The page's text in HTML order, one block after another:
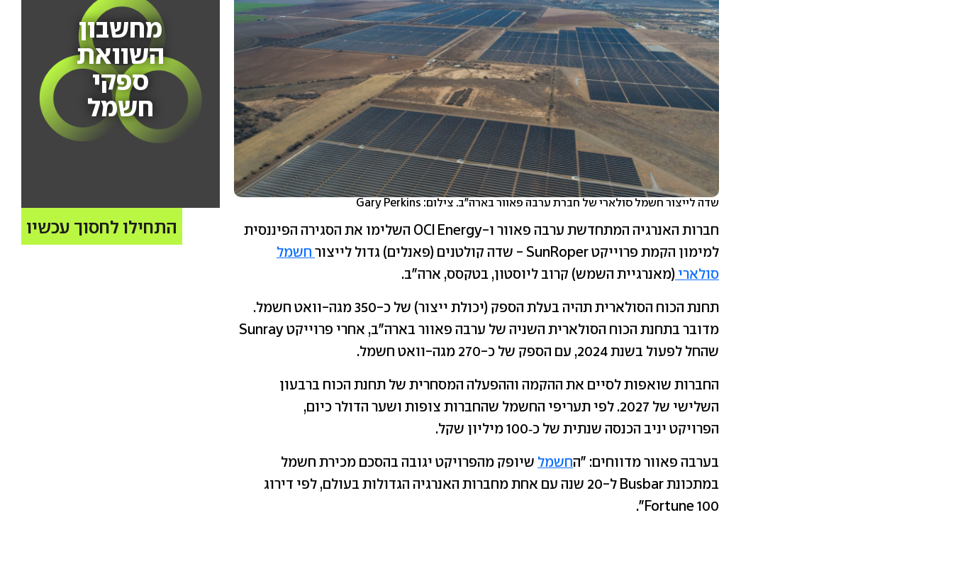
שדה לייצור חשמל סולארי של חברת ערבה פאוור בארה"ב. צילום: Gary Perkins
מחשבון
השוואת
ספקי
חשמל
התחילו לחסוך עכשיו
חברות האנרגיה המתחדשת ערבה פאוור ו-OCI Energy השלימו את הסגירה הפיננסית
למימון הקמת פרוייקט SunRoper - שדה קולטנים (פאנלים) גדול לייצור
חשמל
סולארי (מאנרגיית השמש) קרוב ליוסטון, בטקסס, ארה"ב.
תחנת הכוח הסולארית תהיה בעלת הספק (יכולת ייצור) של כ-350 מגה-וואט חשמל.
מדובר בתחנת הכוח הסולארית השניה של ערבה פאוור בארה"ב, אחרי פרוייקט Sunray
שהחל לפעול בשנת 2024, עם הספק של כ-270 מגה-וואט חשמל.
החברות שואפות לסיים את ההקמה וההפעלה המסחרית של תחנת הכוח ברבעון
השלישי של 2027. לפי תעריפי החשמל שהחברות צופות ושער הדולר כיום,
הפרויקט יניב הכנסה שנתית של כ‑100
מיליון שקל.
בערבה פאוור מדווחים: "החשמל שיופק מהפרויקט יגובה בהסכם מכירת חשמל
במתכונתBusbar ל-20
שנה עם אחת מחברות האנרגיה הגדולות בעולם, לפי דירוג
Fortune 100".